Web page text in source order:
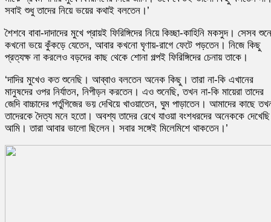
সবাই শুধু তাদের নিয়ে ভয়ের কথাই বলতেন।’
শৈশবে বাবা-দাদাদের মুখে প্রায়ই ফিরিঙ্গিদের নিয়ে কিচ্ছা-কাহিনি মকসুদ। সেসব শুনে
কখনো ভয়ে কুঁকড়ে যেতেন, আবার কখনো ঘৃণায়-রাগে ফেটে পড়তেন। নিজে কিছু
প্রত্যক্ষ না করলেও বড়দের কাছ থেকে শোনা গল্পই ফিরিঙ্গিদের চেনায় তাকে।
‘দাদির মুখেও কত শুনেছি। আব্বাও বলতেন অনেক কিছু। তারা না-কি এখানের
মানুষদের ওপর নির্যাতন, নিপীড়ন করতেন। এও শুনেছি, তখন না-কি মায়েরা তাদের
জেদি বাচ্চাদের পর্তুগিজের ভয় দেখিয়ে খাওয়াতেন, ঘুম পাড়াতেন। আমাদের কাছে
তাদেরকে দৈত্য মনে হতো। অবশ্য তাদের রেখে যাওয়া বংশধরদের অনেককে দেখেছি
আমি। তারা আবার ভালো ছিলেন। সবার সঙ্গেই মিলেমিশে থাকতেন।’